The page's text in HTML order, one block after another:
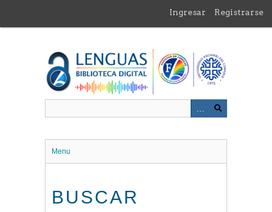
contenido
Ingresar Registrarse
Menu
BUSCAR